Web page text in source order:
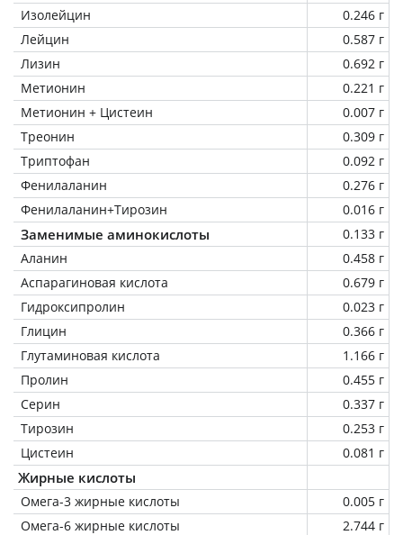
Изолейцин
0.246 г
Лейцин
0.587 г
Лизин
0.692 г
Метионин
0.221 г
Метионин + Цистеин
0.007 г
Треонин
0.309 г
Триптофан
0.092 г
Фенилаланин
0.276 г
Фенилаланин+Тирозин
0.016 г
Заменимые аминокислоты
0.133 г
Аланин
0.458 г
Аспарагиновая кислота
0.679 г
Гидроксипролин
0.023 г
Глицин
0.366 г
Глутаминовая кислота
1.166 г
Пролин
0.455 г
Серин
0.337 г
Тирозин
0.253 г
Цистеин
0.081 г
Жирные кислоты
Омега-3 жирные кислоты
0.005 г
Омега-6 жирные кислоты
2.744 г